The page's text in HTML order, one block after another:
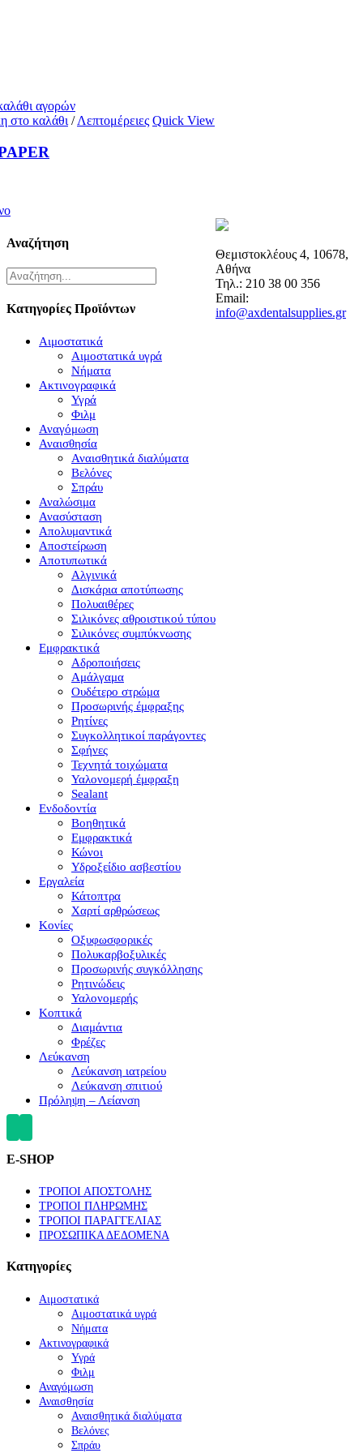
αγορών
στο καλάθι / Λεπτομέρειες Quick View
Αναζήτηση
Κατηγορίες Προϊόντων
Αιμοστατικά
Αιμοστατικά υγρά
Νήματα
Ακτινογραφικά
Υγρά
Φιλμ
Αναγόμωση
Αναισθησία
Αναισθητικά διαλύματα
Βελόνες
Σπράυ
Αναλώσιμα
Ανασύσταση
Απολυμαντικά
Αποστείρωση
Αποτυπωτικά
Αλγινικά
Δισκάρια αποτύπωσης
Πολυαιθέρες
Σιλικόνες αθροιστικού τύπου
Σιλικόνες συμπύκνωσης
Εμφρακτικά
Αδροποιήσεις
Αμάλγαμα
Ουδέτερο στρώμα
Προσωρινής έμφραξης
Ρητίνες
Συγκολλητικοί παράγοντες
Σφήνες
Τεχνητά τοιχώματα
Υαλονομερή έμφραξη
Sealant
Ενδοδοντία
Βοηθητικά
Εμφρακτικά
Κώνοι
Υδροξείδιο ασβεστίου
Εργαλεία
Κάτοπτρα
Χαρτί αρθρώσεως
Κονίες
Οξυφωσφορικές
Πολυκαρβοξυλικές
Προσωρινής συγκόλλησης
Ρητινώδεις
Υαλονομερής
Κοπτικά
Διαμάντια
Φρέζες
Λεύκανση
Λεύκανση ιατρείου
Λεύκανση σπιτιού
Πρόληψη – Λείανση
Θεμιστοκλέους 4, 10678,
Αθήνα
Τηλ.: 210 38 00 356
Email:
info@axdentalsupplies.gr
E-SHOP
ΤΡΟΠΟΙ ΑΠΟΣΤΟΛΗΣ
ΤΡΟΠΟΙ ΠΛΗΡΩΜΗΣ
ΤΡΟΠΟΙ ΠΑΡΑΓΓΕΛΙΑΣ
ΠΡΟΣΩΠΙΚΑ ΔΕΔΟΜΕΝΑ
Κατηγορίες
Αιμοστατικά
Αιμοστατικά υγρά
Νήματα
Ακτινογραφικά
Υγρά
Φιλμ
Αναγόμωση
Αναισθησία
Αναισθητικά διαλύματα
Βελόνες
Σπράυ